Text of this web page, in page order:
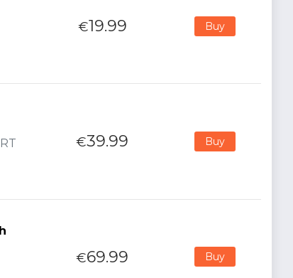
€19.99 Buy
€39.99 Buy
€69.99 Buy